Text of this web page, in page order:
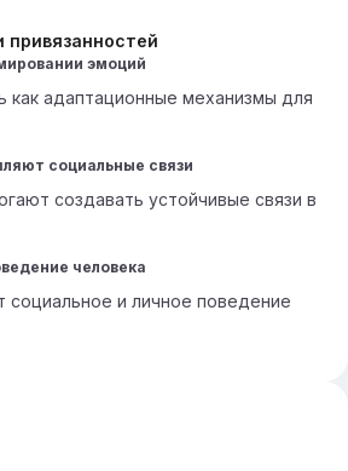
привязанностей
эмоций
как адаптационные механизмы для
социальные связи
создавать устойчивые связи в
человека
социальное и личное поведение